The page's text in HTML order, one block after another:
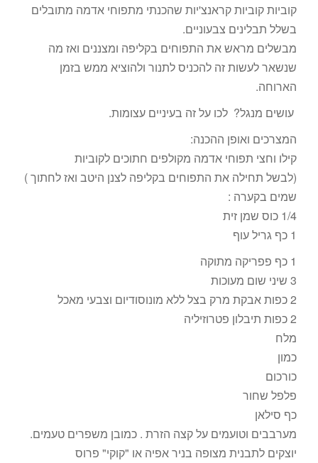
קוביות קוביות קראנצ'יות שהכנתי מתפוחי אדמה מתובלים
בשלל תבלינים צבעוניים.
מבשלים מראש את התפוחים בקליפה ומצננים ואז מה
שנשאר לעשות זה להכניס לתנור ולהוציא ממש בזמן
הארוחה.
עושים מנגל? לכו על זה בעיניים עצומות.
המצרכים ואופן ההכנה:
קילו וחצי תפוחי אדמה מקולפים חתוכים לקוביות
(לבשל תחילה את התפוחים בקליפה לצנן היטב ואז לחתוך )
שמים בקערה :
1/4 כוס שמן זית
1 כף גריל עוף
1 כף פפריקה מתוקה
3 שיני שום מעוכות
2 כפות אבקת מרק בצל ללא מונוסודיום וצבעי מאכל
2 כפות תיבלון פטרוזיליה
מלח
כמון
כורכום
פלפל שחור
כף סילאן
מערבבים וטועמים על קצה הזרת . כמובן משפרים טעמים.
יוצקים לתבנית מצופה בניר אפיה או "קוקי" פרוס